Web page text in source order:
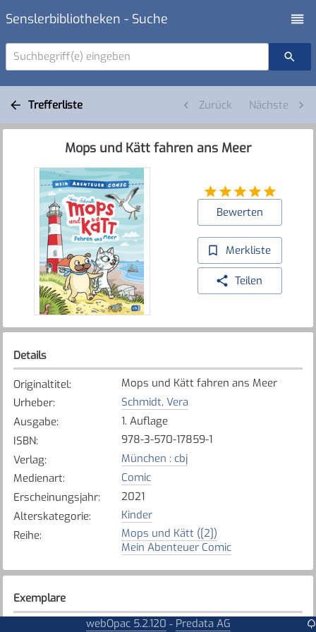
Senslerbibliotheken - Suche
Suchbegriff(e) eingeben
Trefferliste Zurück Nächste
Mops und Kätt fahren ans Meer
Bewerten
Merkliste
Teilen
Details
Originaltitel:
Mops und Kätt fahren ans Meer
Urheber:
Schmidt, Vera
Ausgabe:
1. Auflage
ISBN:
978-3-570-17859-1
Verlag:
München : cbj
Medienart:
Comic
Erscheinungsjahr:
2021
Alterskategorie:
Kinder
Reihe:
Mops und Kätt ([2])
Mein Abenteuer Comic
Exemplare
webOpac 5.2.120 - Predata AG